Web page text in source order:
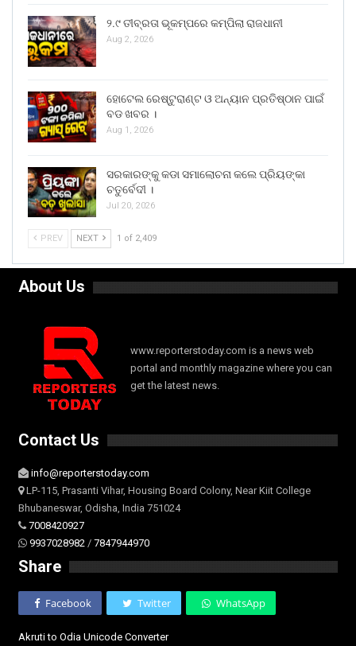
୨.୯ ତୀବ୍ରତା ଭୂକମ୍ପରେ କମ୍ପିଲା ରାଜଧାନୀ
Aug 2, 2026
ହୋଟେଲ ରେଷ୍ଟୁରାଣ୍ଟ ଓ ଅନ୍ୟାନ ପ୍ରତିଷ୍ଠାନ ପାଇଁ
ବଡ ଖବର ।
Aug 1, 2026
ସରକାରଙ୍କୁ କଡା ସମାଲୋଚନା କଲେ ପ୍ରିୟଙ୍କା
ଚତୁର୍ବେଦୀ ।
Jul 20, 2026
PREV NEXT 1 of 2,409
About Us
www.reporterstoday.com is a news web
portal and monthly magazine where you can
get the latest news.
Contact Us
info@reporterstoday.com
LP-115, Prasanti Vihar, Housing Board Colony, Near Kiit College
Bhubaneswar, Odisha, India 751024
7008420927
9937028982 / 7847944970
Share
Facebook Twitter WhatsApp
Akruti to Odia Unicode Converter